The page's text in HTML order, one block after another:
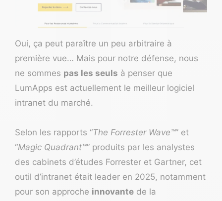
Oui, ça peut paraître un peu arbitraire à
première vue… Mais pour notre défense, nous
ne sommes pas les seuls à penser que
LumApps est actuellement le meilleur logiciel
intranet du marché.
Selon les rapports “The Forrester Wave™” et
“Magic Quadrant™” produits par les analystes
des cabinets d’études Forrester et Gartner, cet
outil d’intranet était leader en 2025, notamment
pour son approche innovante de la